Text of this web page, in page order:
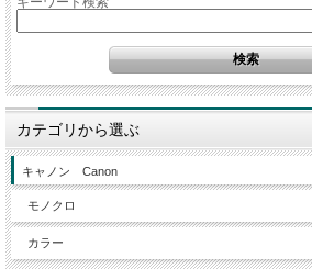
カテゴリから選ぶ
キャノン Canon
モノクロ
カラー